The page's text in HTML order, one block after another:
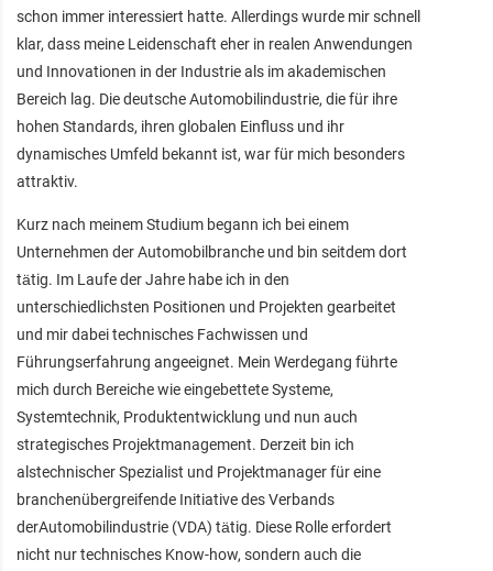
schon immer interessiert hatte. Allerdings wurde mir schnell
klar, dass meine Leidenschaft eher in realen Anwendungen
und Innovationen in der Industrie als im akademischen
Bereich lag. Die deutsche Automobilindustrie, die für ihre
hohen Standards, ihren globalen Einfluss und ihr
dynamisches Umfeld bekannt ist, war für mich besonders
attraktiv.
Kurz nach meinem Studium begann ich bei einem
Unternehmen der Automobilbranche und bin seitdem dort
tätig. Im Laufe der Jahre habe ich in den
unterschiedlichsten Positionen und Projekten gearbeitet
und mir dabei technisches Fachwissen und
Führungserfahrung angeeignet. Mein Werdegang führte
mich durch Bereiche wie eingebettete Systeme,
Systemtechnik, Produktentwicklung und nun auch
strategisches Projektmanagement. Derzeit bin ich
alstechnischer Spezialist und Projektmanager für eine
branchenübergreifende Initiative des Verbands
derAutomobilindustrie (VDA) tätig. Diese Rolle erfordert
nicht nur technisches Know-how, sondern auch die